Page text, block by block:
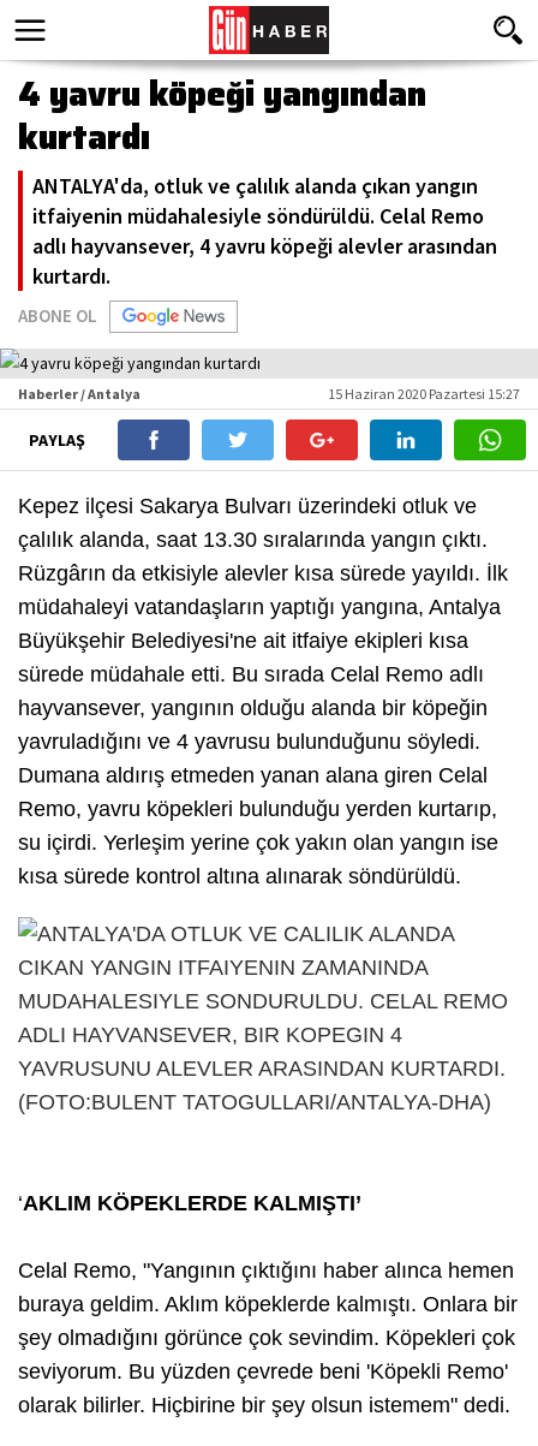
4 yavru köpeği yangından
kurtardı
ANTALYA'da, otluk ve çalılık alanda çıkan yangın
itfaiyenin müdahalesiyle söndürüldü. Celal Remo
adlı hayvansever, 4 yavru köpeği alevler arasından
kurtardı.
ABONE OL
Haberler / Antalya 15 Haziran 2020 Pazartesi 15:27
PAYLAŞ
Kepez ilçesi Sakarya Bulvarı üzerindeki otluk ve
çalılık alanda, saat 13.30 sıralarında yangın çıktı.
Rüzgârın da etkisiyle alevler kısa sürede yayıldı. İlk
müdahaleyi vatandaşların yaptığı yangına, Antalya
Büyükşehir Belediyesi'ne ait itfaiye ekipleri kısa
sürede müdahale etti. Bu sırada Celal Remo adlı
hayvansever, yangının olduğu alanda bir köpeğin
yavruladığını ve 4 yavrusu bulunduğunu söyledi.
Dumana aldırış etmeden yanan alana giren Celal
Remo, yavru köpekleri bulunduğu yerden kurtarıp,
su içirdi. Yerleşim yerine çok yakın olan yangın ise
kısa sürede kontrol altına alınarak söndürüldü.
‘AKLIM KÖPEKLERDE KALMIŞTI’
Celal Remo, "Yangının çıktığını haber alınca hemen
buraya geldim. Aklım köpeklerde kalmıştı. Onlara bir
şey olmadığını görünce çok sevindim. Köpekleri çok
seviyorum. Bu yüzden çevrede beni 'Köpekli Remo'
olarak bilirler. Hiçbirine bir şey olsun istemem" dedi.